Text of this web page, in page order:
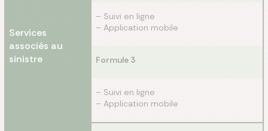
Services
associés au
sinistre
– Suivi en ligne
– Application mobile
Formule 3
– Suivi en ligne
– Application mobile